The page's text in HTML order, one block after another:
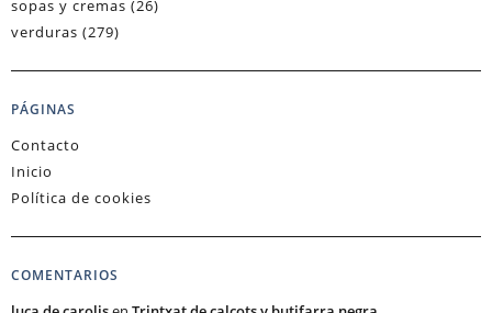
sopas y cremas (26)
verduras (279)
PÁGINAS
Contacto
Inicio
Política de cookies
COMENTARIOS